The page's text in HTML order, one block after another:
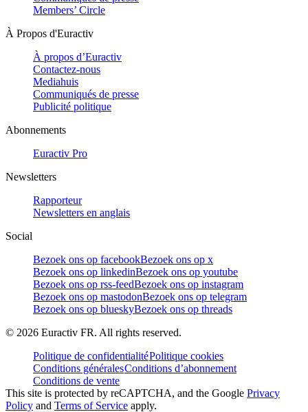
Members’ Circle
À Propos d'Euractiv
À propos d’Euractiv
Contactez-nous
Mediahuis
Communiqués de presse
Publicité politique
Abonnements
Euractiv Pro
Newsletters
Rapporteur
Newsletters en anglais
Social
Bezoek ons op facebookBezoek ons op x
Bezoek ons op linkedinBezoek ons op youtube
Bezoek ons op rss-feedBezoek ons op instagram
Bezoek ons op mastodonBezoek ons op telegram
Bezoek ons op blueskyBezoek ons op threads
© 2026 Euractiv FR. All rights reserved.
Politique de confidentialitéPolitique cookies
Conditions généralesConditions d’abonnement
Conditions de vente
This site is protected by reCAPTCHA, and the Google Privacy
Policy and Terms of Service apply.